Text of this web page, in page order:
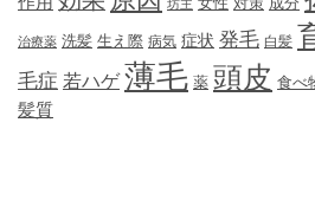
坊主
治療薬 洗髪 生え際 病気 症状 発毛 白髪
毛症 若ハゲ 薄毛 薬 頭皮 食べ
髪質